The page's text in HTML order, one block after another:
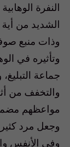
النفرة
الشديد من
وذات منبع
وتأثيره في
جماعة
والتخفف من
مواعظهم
وجعل مرد
وفي الأنفس